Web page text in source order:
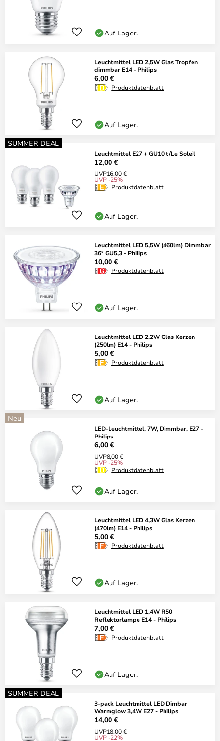
Auf Lager.
Leuchtmittel LED 2,5W Glas Tropfen
dimmbar E14 - Philips
6,00 €
Produktdatenblatt
Auf Lager.
SUMMER DEAL
Leuchtmittel E27 + GU10 t/Le Soleil
12,00 €
UVP16,00 €
UVP -25%
Produktdatenblatt
Auf Lager.
Leuchtmittel LED 5,5W (460lm) Dimmbar
36° GU5,3 - Philips
10,00 €
Produktdatenblatt
Auf Lager.
Leuchtmittel LED 2,2W Glas Kerzen
(250lm) E14 - Philips
5,00 €
Produktdatenblatt
Auf Lager.
Neu
LED-Leuchtmittel, 7W, Dimmbar, E27 -
Philips
6,00 €
UVP8,00 €
UVP -25%
Produktdatenblatt
Auf Lager.
Leuchtmittel LED 4,3W Glas Kerzen
(470lm) E14 - Philips
5,00 €
Produktdatenblatt
Auf Lager.
Leuchtmittel LED 1,4W R50
Reflektorlampe E14 - Philips
7,00 €
Produktdatenblatt
Auf Lager.
SUMMER DEAL
3-pack Leuchtmittel LED Dimbar
Warmglow 3,4W E27 - Philips
14,00 €
UVP18,00 €
UVP -22%